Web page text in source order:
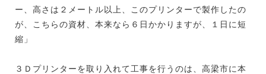
ー、高さは２メートル以上、このプリンターで製作したの
が、こちらの資材、本来なら６日かかりますが、１日に短
縮」
３Ｄプリンターを取り入れて工事を行うのは、高梁市に本